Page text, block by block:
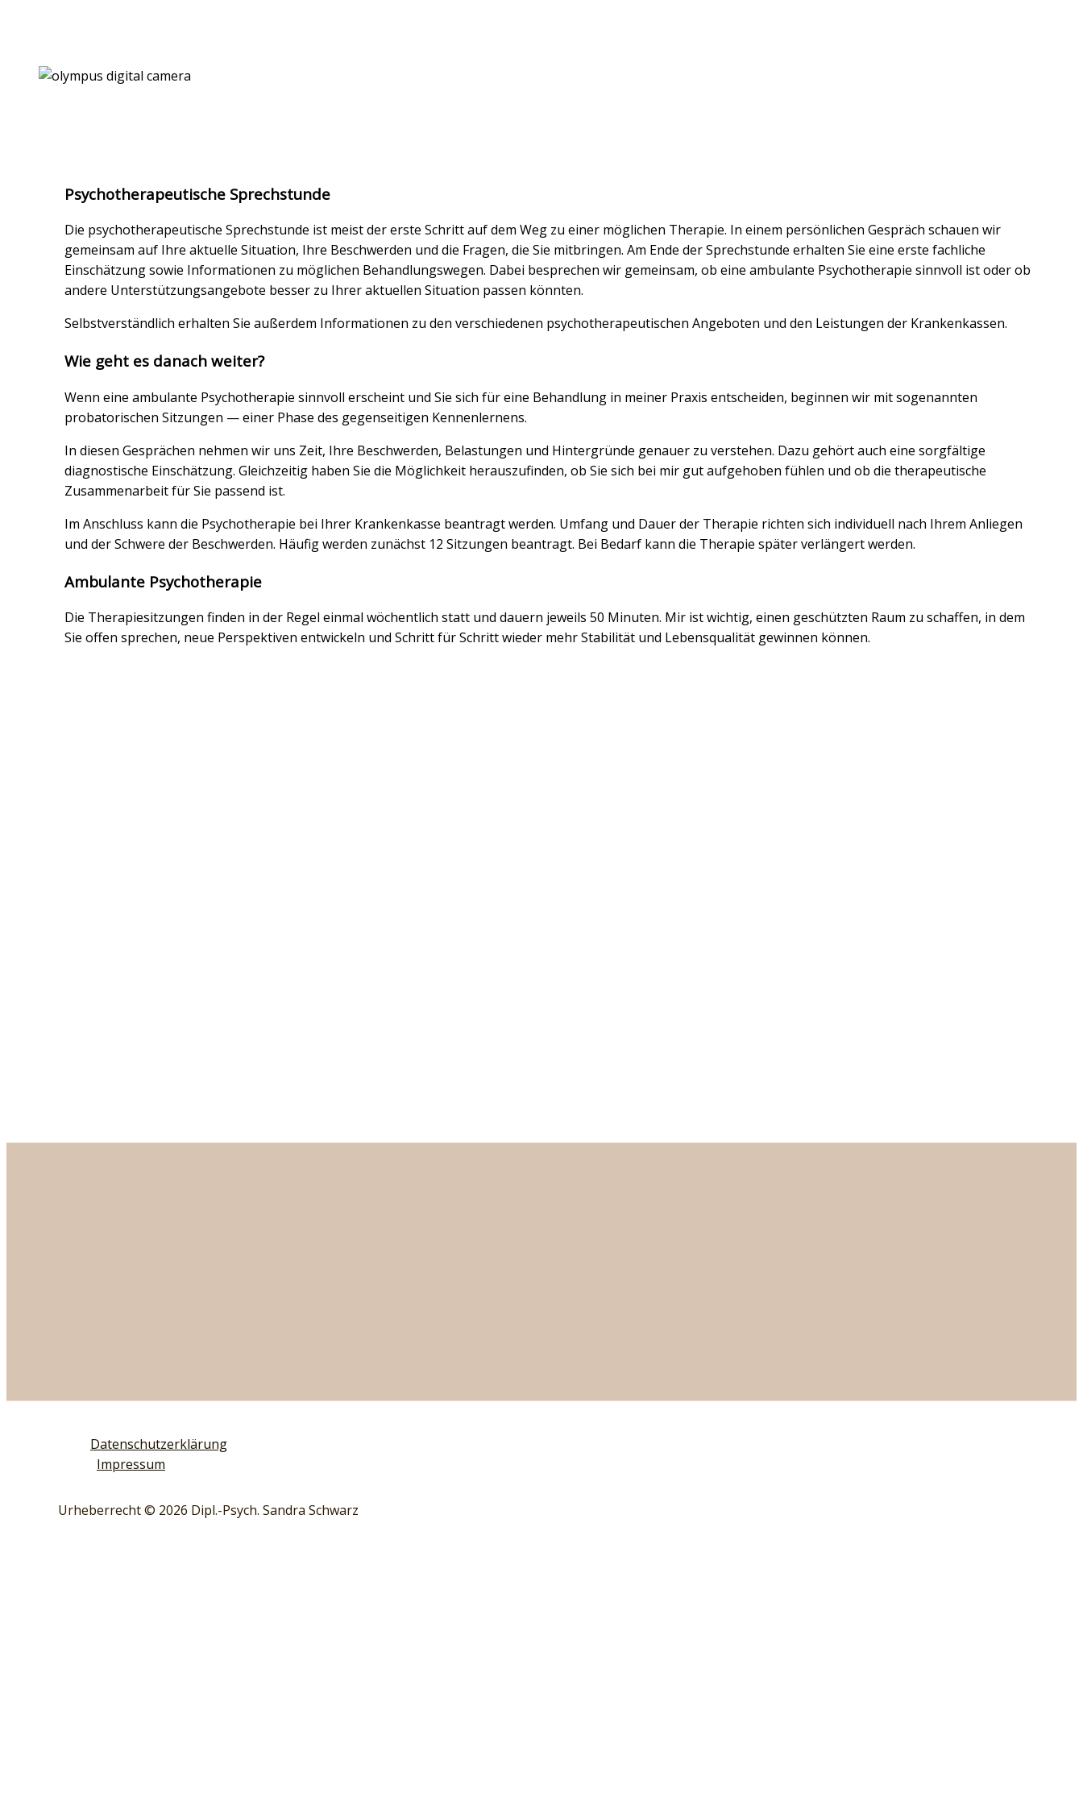
Psychotherapeutische Sprechstunde
Die psychotherapeutische Sprechstunde ist meist der erste Schritt auf dem Weg zu einer möglichen Therapie. In einem persönlichen Gespräch schauen wir
gemeinsam auf Ihre aktuelle Situation, Ihre Beschwerden und die Fragen, die Sie mitbringen. Am Ende der Sprechstunde erhalten Sie eine erste fachliche
Einschätzung sowie Informationen zu möglichen Behandlungswegen. Dabei besprechen wir gemeinsam, ob eine ambulante Psychotherapie sinnvoll ist oder ob
andere Unterstützungsangebote besser zu Ihrer aktuellen Situation passen könnten.
Selbstverständlich erhalten Sie außerdem Informationen zu den verschiedenen psychotherapeutischen Angeboten und den Leistungen der Krankenkassen.
Wie geht es danach weiter?
Wenn eine ambulante Psychotherapie sinnvoll erscheint und Sie sich für eine Behandlung in meiner Praxis entscheiden, beginnen wir mit sogenannten
probatorischen Sitzungen — einer Phase des gegenseitigen Kennenlernens.
In diesen Gesprächen nehmen wir uns Zeit, Ihre Beschwerden, Belastungen und Hintergründe genauer zu verstehen. Dazu gehört auch eine sorgfältige
diagnostische Einschätzung. Gleichzeitig haben Sie die Möglichkeit herauszufinden, ob Sie sich bei mir gut aufgehoben fühlen und ob die therapeutische
Zusammenarbeit für Sie passend ist.
Im Anschluss kann die Psychotherapie bei Ihrer Krankenkasse beantragt werden. Umfang und Dauer der Therapie richten sich individuell nach Ihrem Anliegen
und der Schwere der Beschwerden. Häufig werden zunächst 12 Sitzungen beantragt. Bei Bedarf kann die Therapie später verlängert werden.
Ambulante Psychotherapie
Die Therapiesitzungen finden in der Regel einmal wöchentlich statt und dauern jeweils 50 Minuten. Mir ist wichtig, einen geschützten Raum zu schaffen, in dem
Sie offen sprechen, neue Perspektiven entwickeln und Schritt für Schritt wieder mehr Stabilität und Lebensqualität gewinnen können.
Datenschutzerklärung
Impressum
Urheberrecht © 2026 Dipl.-Psych. Sandra Schwarz